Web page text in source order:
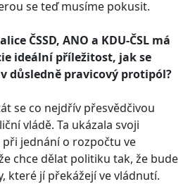
se teď musíme pokusit.
ČSSD, ANO a KDU-­ČSL má
ideální příležitost, jak se
důsledně pravicový protipól?
se co nejdřív přesvědčivou
vládě. Ta ukázala svoji
jednání o rozpočtu ve
chce dělat politiku tak, že bude
které jí překážejí ve vládnutí.